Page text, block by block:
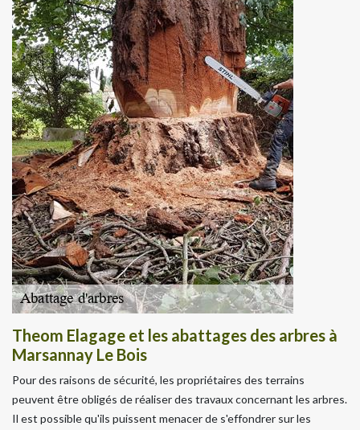
Theom Elagage et les abattages des arbres à
Marsannay Le Bois
Pour des raisons de sécurité, les propriétaires des terrains
peuvent être obligés de réaliser des travaux concernant les arbres.
Il est possible qu'ils puissent menacer de s'effondrer sur les